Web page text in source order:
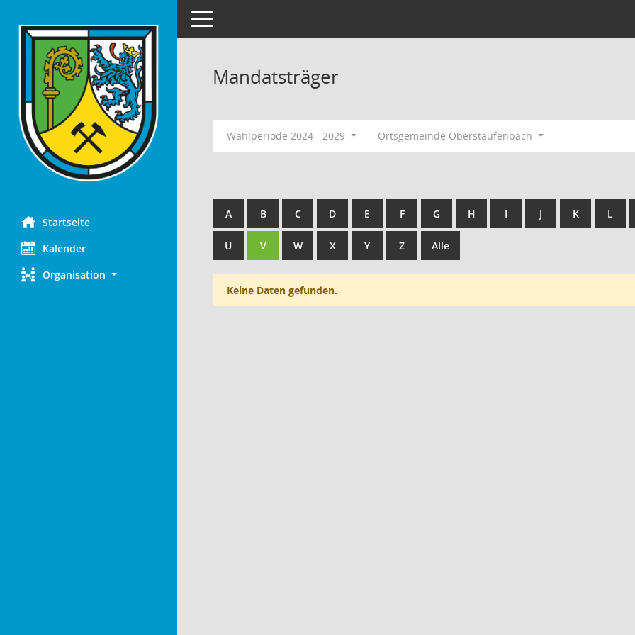
Startseite
Kalender
Organisation
Toggle navigation
Mandatsträger
Wahlperiode 2024 - 2029 Ortsgemeinde Oberstaufenbach
A B C D E F G H I J K L
U V W X Y Z Alle
Keine Daten gefunden.